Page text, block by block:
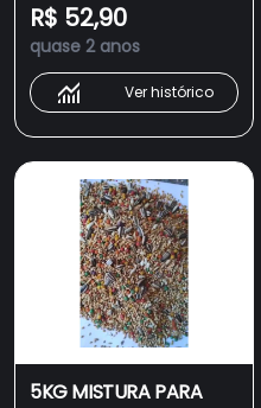
R$ 52,90
quase 2 anos
Ver histórico
5KG MISTURA PARA